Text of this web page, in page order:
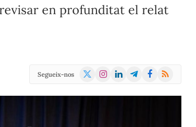
en profunditat el relat
Segueix-nos
X
Instagram
LinkedInTelegramFacebook
RSS